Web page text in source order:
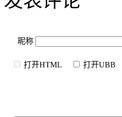
昵称
打开HTML 打开UBB